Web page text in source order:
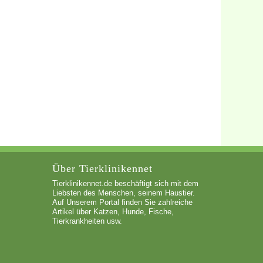
Über Tierklinikennet
Tierklinikennet.de beschäftigt sich mit dem
Liebsten des Menschen, seinem Haustier.
Auf Unserem Portal finden Sie zahlreiche
Artikel über Katzen, Hunde, Fische,
Tierkrankheiten usw.